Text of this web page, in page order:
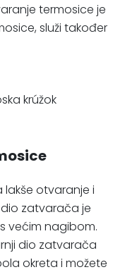
termosice je
služi također
lakše otvaranje i
zatvarača je
većim nagibom.
dio zatvarača
okreta i možete